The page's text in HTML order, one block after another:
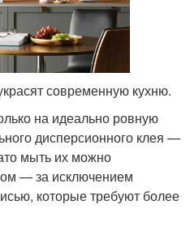
современную кухню.
на идеально ровную
дисперсионного клея —
мыть их можно
— за исключением
которые требуют более